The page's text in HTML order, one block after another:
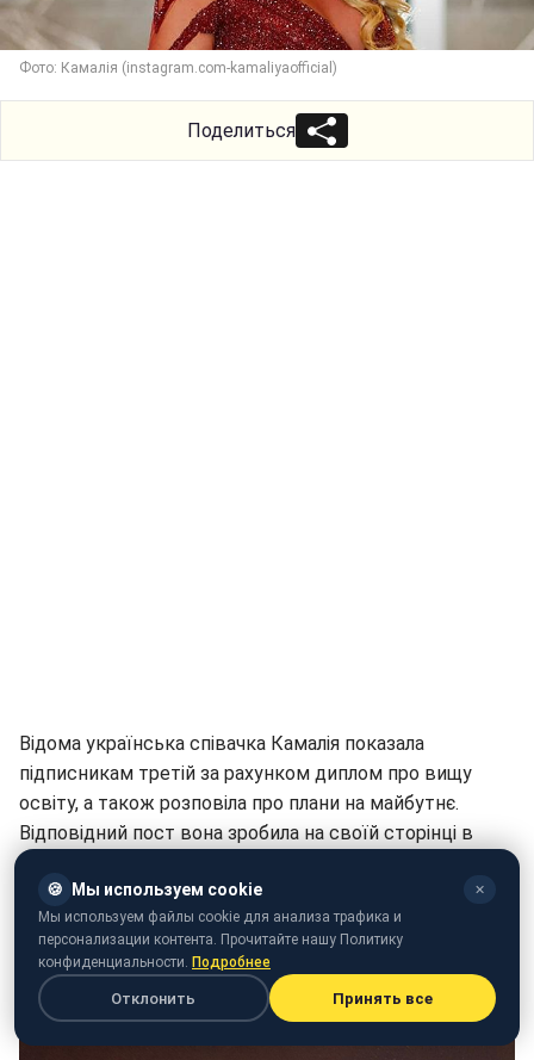
Фото: Камалія (instagram.com-kamaliyaofficial)
Поделиться
Відома українська співачка Камалія показала
підписникам третій за рахунком диплом про вищу
освіту, а також розповіла про плани на майбутнє.
Відповідний пост вона зробила на своїй сторінці в
Instagram
"Це у мене третя вища освіта, третя спеціальність і
ще один червоний диплом. А попереду аспірантура.
Дай мені, Боже, сил на все", - сказала вона.
🍪 Мы используем cookie ✕
Мы используем файлы cookie для анализа трафика и
персонализации контента. Прочитайте нашу Политику
конфиденциальности. Подробнее
Отклонить Принять все